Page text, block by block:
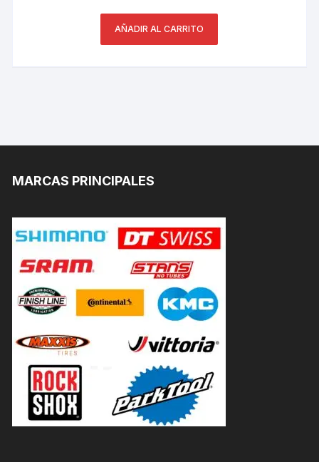
AÑADIR AL CARRITO
MARCAS PRINCIPALES